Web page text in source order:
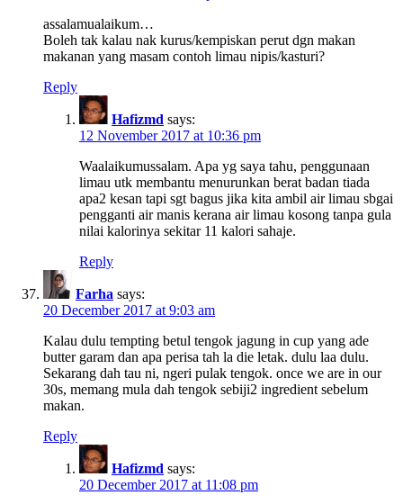
assalamualaikum…
Boleh tak kalau nak kurus/kempiskan perut dgn makan
makanan yang masam contoh limau nipis/kasturi?
Reply
Hafizmd says:
12 November 2017 at 10:36 pm
Waalaikumussalam. Apa yg saya tahu, penggunaan
limau utk membantu menurunkan berat badan tiada
apa2 kesan tapi sgt bagus jika kita ambil air limau sbgai
pengganti air manis kerana air limau kosong tanpa gula
nilai kalorinya sekitar 11 kalori sahaje.
Reply
Farha says:
20 December 2017 at 9:03 am
Kalau dulu tempting betul tengok jagung in cup yang ade
butter garam dan apa perisa tah la die letak. dulu laa dulu.
Sekarang dah tau ni, ngeri pulak tengok. once we are in our
30s, memang mula dah tengok sebiji2 ingredient sebelum
makan.
Reply
Hafizmd says:
20 December 2017 at 11:08 pm